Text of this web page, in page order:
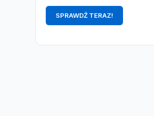
SPRAWDŹ TERAZ!